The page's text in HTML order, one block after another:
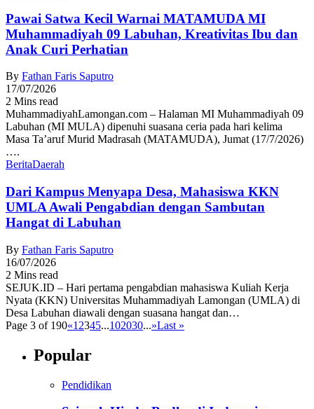
Pawai Satwa Kecil Warnai MATAMUDA MI
Muhammadiyah 09 Labuhan, Kreativitas Ibu dan
Anak Curi Perhatian
By Fathan Faris Saputro
17/07/2026
2 Mins read
MuhammadiyahLamongan.com – Halaman MI Muhammadiyah 09
Labuhan (MI MULA) dipenuhi suasana ceria pada hari kelima
Masa Ta’aruf Murid Madrasah (MATAMUDA), Jumat (17/7/2026)
….
BeritaDaerah
Dari Kampus Menyapa Desa, Mahasiswa KKN
UMLA Awali Pengabdian dengan Sambutan
Hangat di Labuhan
By Fathan Faris Saputro
16/07/2026
2 Mins read
SEJUK.ID – Hari pertama pengabdian mahasiswa Kuliah Kerja
Nyata (KKN) Universitas Muhammadiyah Lamongan (UMLA) di
Desa Labuhan diawali dengan suasana hangat dan…
Page 3 of 190«1 2345...102030...»Last »
Popular
Pendidikan